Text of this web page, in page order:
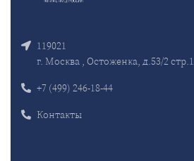
119021
г. Москва , Остоженка, д.53/2 стр.1
+7 (499) 246-18-44
Контакты